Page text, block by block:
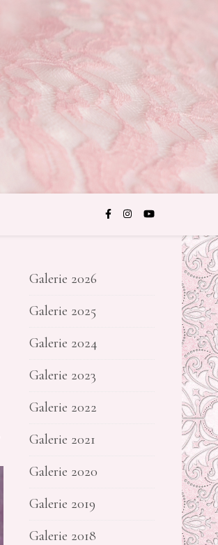
Galerie 2026
Galerie 2025
Galerie 2024
Galerie 2023
Galerie 2022
Galerie 2021
Galerie 2020
Galerie 2019
Galerie 2018